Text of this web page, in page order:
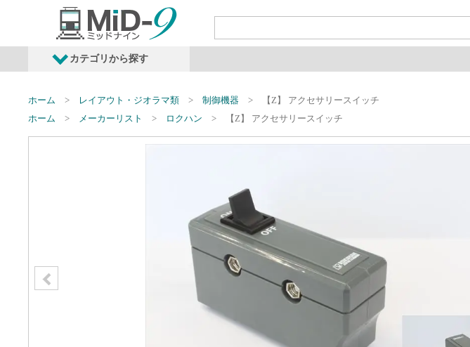
カテゴリから探す
発売予定商品 鉄道車両・オプション レイアウト・ジオラマ類
ホーム レイアウト・ジオラマ類 制御機器
【Z】 アクセサリースイッチ
ホーム
メーカーリスト ロクハン 【Z】 アクセサリースイッチ